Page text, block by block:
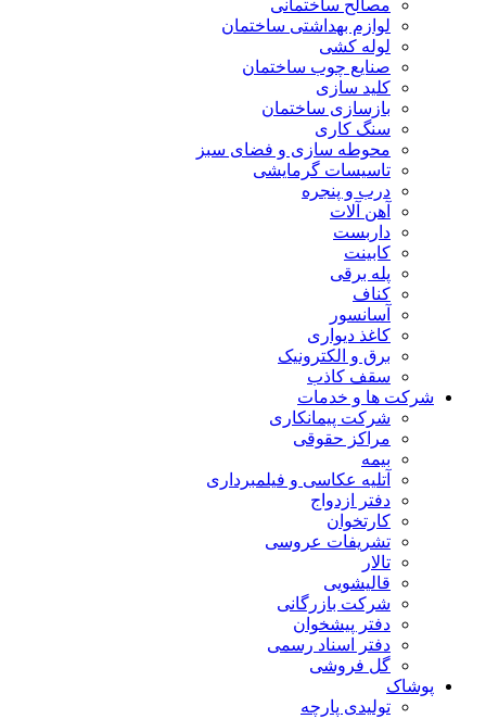
مصالح ساختمانی
لوازم بهداشتی ساختمان
لوله کشی
صنایع چوب ساختمان
کلید سازی
بازسازی ساختمان
سنگ کاری
محوطه سازی و فضای سبز
تاسیسات گرمایشی
درب و پنجره
آهن آلات
داربست
کابینت
پله برقی
کناف
آسانسور
کاغذ دیواری
برق و الکترونیک
سقف کاذب
شرکت ها و خدمات
شرکت پیمانکاری
مراکز حقوقی
بیمه
آتلیه عکاسی و فیلمبرداری
دفتر ازدواج
کارتخوان
تشریفات عروسی
تالار
قالیشویی
شرکت بازرگانی
دفتر پیشخوان
دفتر اسناد رسمی
گل فروشی
پوشاک
تولیدی پارچه